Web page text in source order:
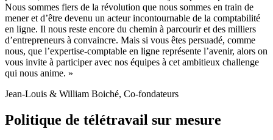
Nous sommes fiers de la révolution que nous sommes en train de
mener et d’être devenu un acteur incontournable de la comptabilité
en ligne. Il nous reste encore du chemin à parcourir et des milliers
d’entrepreneurs à convaincre. Mais si vous êtes persuadé, comme
nous, que l’expertise-comptable en ligne représente l’avenir, alors on
vous invite à participer avec nos équipes à cet ambitieux challenge
qui nous anime. »
Jean-Louis & William Boiché, Co-fondateurs
Politique de télétravail sur mesure